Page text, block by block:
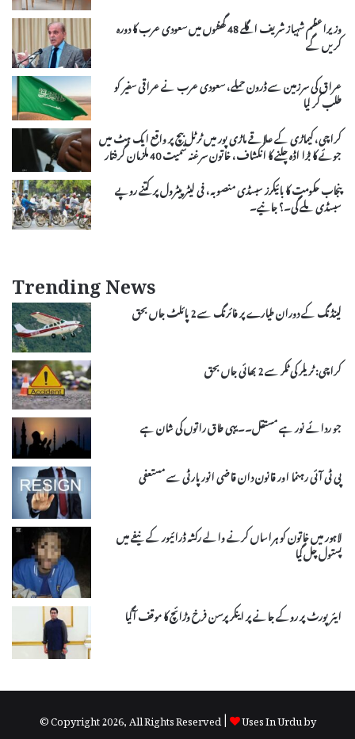
وزیراعظم شہباز شریف اگلے 48 گھنٹوں میں سعودی عرب کا دورہ
کریں گے
عراق کی سرزمین سے ڈرون حملے، سعودی عرب نے عراقی سفیر کو
طلب کر لیا
کراچی، کیماڑی کے علاقے ماڑی پور میں ٹرٹل بیچ پر واقع ایک ہٹ میں
جوئے کا بڑا اڈہ چلنے کا انکشاف، خاتون سرغنہ سمیت 40 ملزمان گرفتار
پنجاب حکومت کا بائیکرز سبسڈی منصوبہ، فی لیٹر پیٹرول پر کتنے روپے
سبسڈی ملے گی۔؟ جانیے۔
Trending News
لینڈنگ کے دوران طیارے پر فائرنگ سے 2 پائلٹ جاں بحق
کراچی: ٹریلر کی ٹکر سے 2 بھائی جاں بحق
جو ردائے نور ہے مستقل۔۔یہی طاق راتوں کی شان ہے
پی ٹی آئی رہنما اور قانون دان قاضی انور پارٹی سے مستعفی
لاہور میں خاتون کو ہراساں کرنے والے رکشہ ڈرائیور کے نیفے میں
پستول چل گیا
ایئر پورٹ پر روکے جانے پر اینکر پرسن فرخ وڑائچ کا موقف آگیا
© Copyright 2026, All Rights Reserved |
Uses In Urdu by